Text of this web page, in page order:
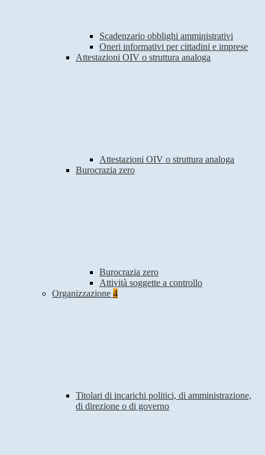
Scadenzario obblighi amministrativi
Oneri informativi per cittadini e imprese
Attestazioni OIV o struttura analoga
Attestazioni OIV o struttura analoga
Burocrazia zero
Burocrazia zero
Attività soggette a controllo
Organizzazione 4
Titolari di incarichi politici, di amministrazione,
di direzione o di governo